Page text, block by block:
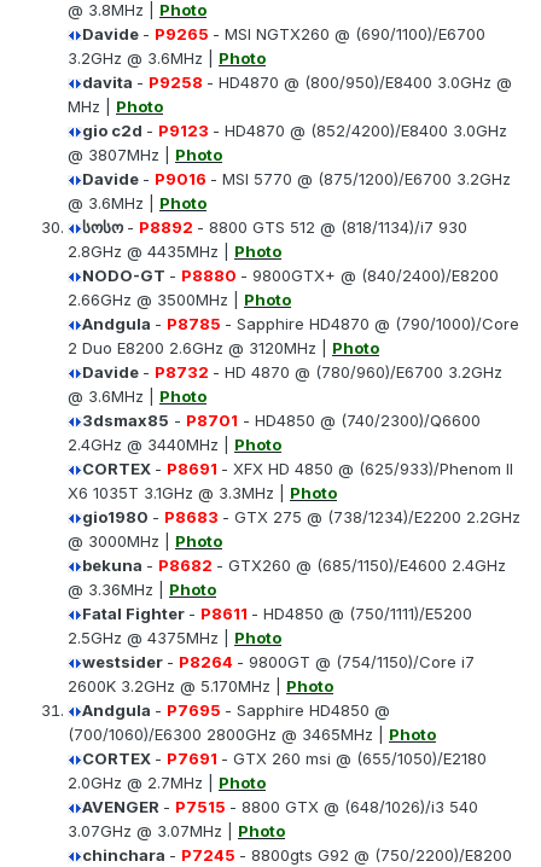
@ 3.8MHz | Photo
Davide - P9265 - MSI NGTX260 @ (690/1100)/E6700
3.2GHz @ 3.6MHz | Photo
davita - P9258 - HD4870 @ (800/950)/E8400 3.0GHz @
MHz | Photo
gio c2d - P9123 - HD4870 @ (852/4200)/E8400 3.0GHz
@ 3807MHz | Photo
Davide - P9016 - MSI 5770 @ (875/1200)/E6700 3.2GHz
@ 3.6MHz | Photo
სოსო - P8892 - 8800 GTS 512 @ (818/1134)/i7 930
2.8GHz @ 4435MHz | Photo
NODO-GT - P8880 - 9800GTX+ @ (840/2400)/E8200
2.66GHz @ 3500MHz | Photo
Andgula - P8785 - Sapphire HD4870 @ (790/1000)/Core
2 Duo E8200 2.6GHz @ 3120MHz | Photo
Davide - P8732 - HD 4870 @ (780/960)/E6700 3.2GHz
@ 3.6MHz | Photo
3dsmax85 - P8701 - HD4850 @ (740/2300)/Q6600
2.4GHz @ 3440MHz | Photo
CORTEX - P8691 - XFX HD 4850 @ (625/933)/Phenom II
X6 1035T 3.1GHz @ 3.3MHz | Photo
gio1980 - P8683 - GTX 275 @ (738/1234)/E2200 2.2GHz
@ 3000MHz | Photo
bekuna - P8682 - GTX260 @ (685/1150)/E4600 2.4GHz
@ 3.36MHz | Photo
Fatal Fighter - P8611 - HD4850 @ (750/1111)/E5200
2.5GHz @ 4375MHz | Photo
westsider - P8264 - 9800GT @ (754/1150)/Core i7
2600K 3.2GHz @ 5.170MHz | Photo
Andgula - P7695 - Sapphire HD4850 @
(700/1060)/E6300 2800GHz @ 3465MHz | Photo
CORTEX - P7691 - GTX 260 msi @ (655/1050)/E2180
2.0GHz @ 2.7MHz | Photo
AVENGER - P7515 - 8800 GTX @ (648/1026)/i3 540
3.07GHz @ 3.07MHz | Photo
chinchara - P7245 - 8800gts G92 @ (750/2200)/E8200